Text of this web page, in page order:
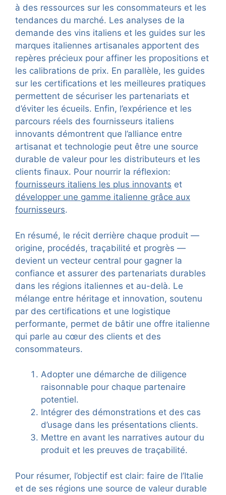
à des ressources sur les consommateurs et les
tendances du marché. Les analyses de la
demande des vins italiens et les guides sur les
marques italiennes artisanales apportent des
repères précieux pour affiner les propositions et
les calibrations de prix. En parallèle, les guides
sur les certifications et les meilleures pratiques
permettent de sécuriser les partenariats et
d’éviter les écueils. Enfin, l’expérience et les
parcours réels des fournisseurs italiens
innovants démontrent que l’alliance entre
artisanat et technologie peut être une source
durable de valeur pour les distributeurs et les
clients finaux. Pour nourrir la réflexion:
fournisseurs italiens les plus innovants et
développer une gamme italienne grâce aux
fournisseurs.
En résumé, le récit derrière chaque produit —
origine, procédés, traçabilité et progrès —
devient un vecteur central pour gagner la
confiance et assurer des partenariats durables
dans les régions italiennes et au-delà. Le
mélange entre héritage et innovation, soutenu
par des certifications et une logistique
performante, permet de bâtir une offre italienne
qui parle au cœur des clients et des
consommateurs.
Adopter une démarche de diligence
raisonnable pour chaque partenaire
potentiel.
Intégrer des démonstrations et des cas
d’usage dans les présentations clients.
Mettre en avant les narratives autour du
produit et les preuves de traçabilité.
Pour résumer, l’objectif est clair: faire de l’Italie
et de ses régions une source de valeur durable